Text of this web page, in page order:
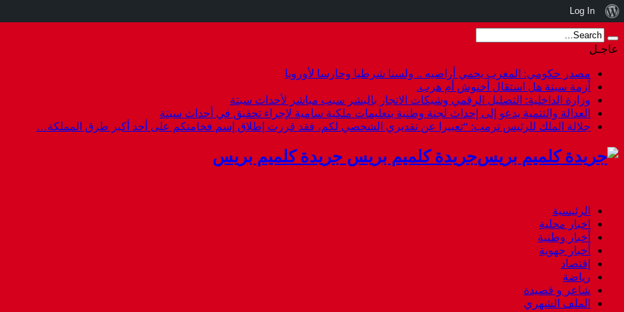
عاجـل
مصدر حكومي: المغرب يحمي أراضيه .. ولسنا شرطيا وحارسا لأوروبا
أزمة سبتة هل استقال أخنوش أم هرب.
وزارة الداخلية: التضليل الرقمي وشبكات الاتجار بالبشر سبب مباشر لأحداث سبتة
العدالة والتنمية يدعو إلى إحداث لجنة وطنية بتعليمات ملكية سامية لإجراء تحقيق في أحداث سبتة
جلالة الملك للرئيس ترمب: “تعبيرا عن تقديري الشخصي لكم، فقد قررت إطلاق إسم فخامتكم على أحد أكبر طرق المملكة…
جريدة كلميم بريس جريدة كلميم بريس
الرئيسية
اخبار محلية
أخبار وطنية
أخبار جهوية
إقتصاد
رياضة
شاعر و قصيدة
الملف الشهري
نبذة
عن
ووردبريس
Log In